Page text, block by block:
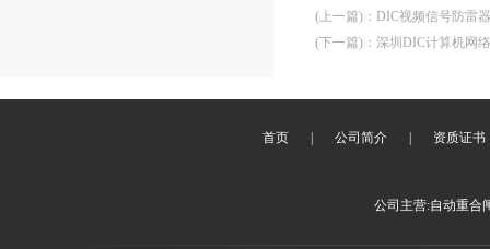
(上一篇) ： DIC视频信号防雷
(下一篇) ： 深圳DIC计算机网
首页 公司简介 资质证书
公司主营:自动重合